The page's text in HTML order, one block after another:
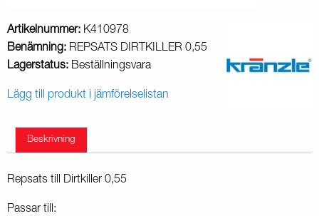
Artikelnummer: K410978
Benämning: REPSATS DIRTKILLER 0,55
Lagerstatus: Beställningsvara
Lägg till produkt i jämförelselistan
Beskrivning
Repsats till Dirtkiller 0,55
Passar till: